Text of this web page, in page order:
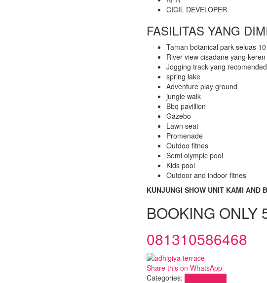
CICIL DEVELOPER
FASILITAS YANG
Taman botanical park seluas
River view cisadane yang keren
Jogging track yang recomended
spring lake
Adventure play ground
jungle walk
Bbq pavillion
Gazebo
Lawn seat
Promenade
Outdoo fitnes
Semi olympic pool
Kids pool
Outdoor and indoor fitnes
KUNJUNGI SHOW UNIT KAMI AND
BOOKING ONLY
081310586468
Share this on WhatsApp
Categories: